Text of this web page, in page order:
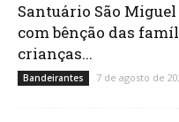
Santuário São
com bênção das
crianças...
Bandeirantes 7 de agosto de